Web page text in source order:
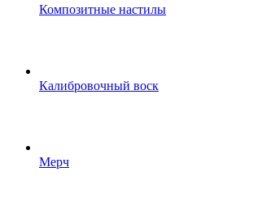
Композитные настилы
Калибровочный воск
Мерч